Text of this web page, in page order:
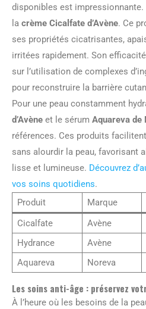
disponibles est
la crème Cicalfate d’Avène. Ce
ses propriétés cicatrisantes,
irritées rapidement. Son
sur l’utilisation de complexes
pour reconstruire la barrière
Pour une peau constamment
d’Avène et le sérum Aquareva de
références. Ces produits
sans alourdir la peau, favorisant
lisse et lumineuse. Découvrez
vos soins quotidiens.
Produit
Marque
Cicalfate
Avène
Hydrance
Avène
Aquareva
Noreva
Les soins anti-âge : préservez
À l’heure où les besoins de la